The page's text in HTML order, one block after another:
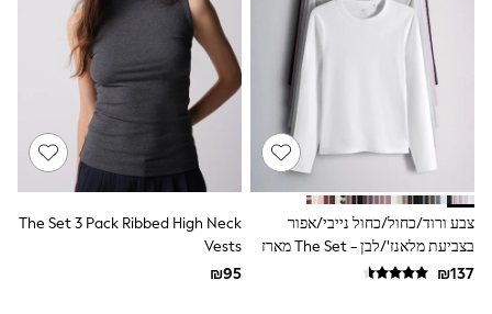
Dresses
Jumpsuits & Playsuits
Nightwear & Pyjamas
Pants & Leggings
Occasion & Party
Sets & Outfits
Shirts & Blouses
Shorts & Skirts
Sportswear
Sweatshirts & Hoodies
צבע ורוד/כחול/כחול נייבי/אפור
בצביעת מלאנז'/לבן - The Set מארז
של 5 חולצות טי מבד ריב עם שרוול
The Set 3 Pack Ribbed High Neck
Vests